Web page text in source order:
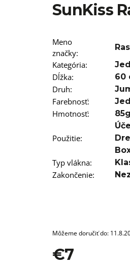
SunKiss
Meno
značky:
Kategória:
Dĺžka: 60
Druh:
Farebnosť:
Hmotnosť:
Použitie:
Typ vlákna:
Zakončenie:
Môžeme doručiť do:
€7
€5,96